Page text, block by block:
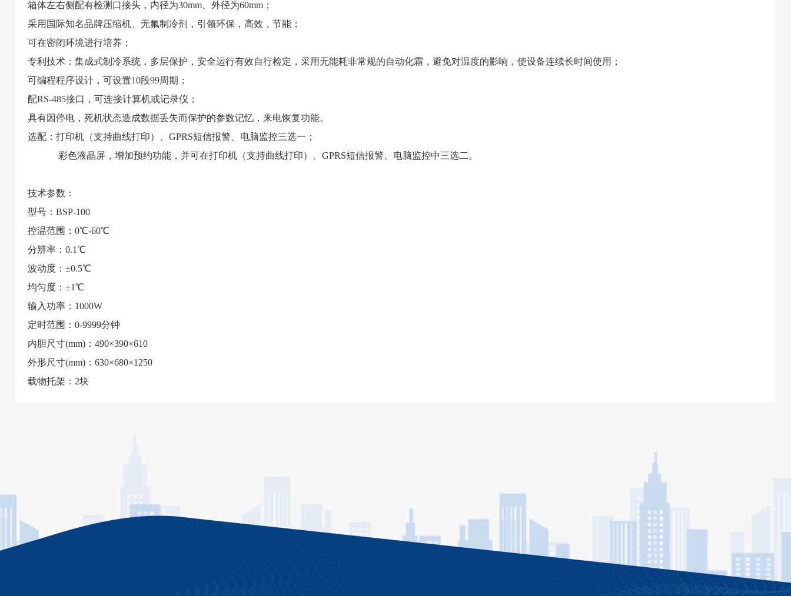
箱体左右侧配有检测口接头，内径为30mm、外径为60mm；
采用国际知名品牌压缩机、无氟制冷剂，引领环保，高效，节能；
可在密闭环境进行培养；
专利技术：集成式制冷系统，多层保护，安全运行有效自行检定，采用无能耗非常规的自动化霜，避免对温度的影响，使设备连续长时间使用；
可编程程序设计，可设置10段99周期；
配RS-485接口，可连接计算机或记录仪；
具有因停电，死机状态造成数据丢失而保护的参数记忆，来电恢复功能。
选配：打印机（支持曲线打印）、GPRS短信报警、电脑监控三选一；
彩色液晶屏，增加预约功能，并可在打印机（支持曲线打印）、GPRS短信报警、电脑监控中三选二。
技术参数：
型号：BSP-100
控温范围：0℃-60℃
分辨率：0.1℃
波动度：±0.5℃
均匀度：±1℃
输入功率：1000W
定时范围：0-9999分钟
内胆尺寸(mm)：490×390×610
外形尺寸(mm)：630×680×1250
载物托架：2块